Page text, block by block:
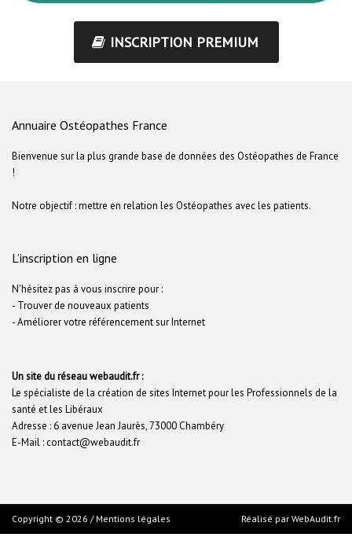
INSCRIPTION PREMIUM
Annuaire Ostéopathes France
Bienvenue sur la plus grande base de données des Ostéopathes de France
!
Notre objectif : mettre en relation les Ostéopathes avec les patients.
L’inscription en ligne
N'hésitez pas à vous inscrire pour :
- Trouver de nouveaux patients
- Améliorer votre référencement sur Internet
Un site du réseau webaudit.fr :
Le spécialiste de la création de sites Internet pour les Professionnels de la
santé et les Libéraux
Adresse : 6 avenue Jean Jaurès, 73000 Chambéry
E-Mail : contact@webaudit.fr
Copyright © 2026 / Mentions légales Réalisé par WebAudit.fr